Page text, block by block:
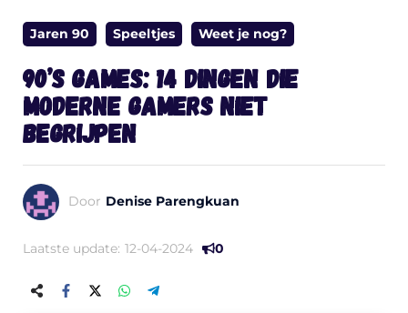
Jaren 90 Speeltjes Weet je nog?
90’s games: 14 dingen die
moderne gamers niet
begrijpen
Door Denise Parengkuan
Laatste update: 12-04-2024 0